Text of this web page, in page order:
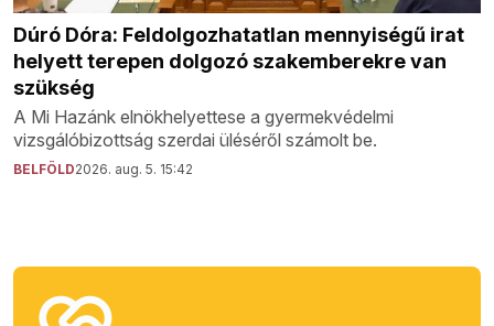
Dúró Dóra: Feldolgozhatatlan mennyiségű irat
helyett terepen dolgozó szakemberekre van
szükség
A Mi Hazánk elnökhelyettese a gyermekvédelmi
vizsgálóbizottság szerdai üléséről számolt be.
BELFÖLD2026. aug. 5. 15:42